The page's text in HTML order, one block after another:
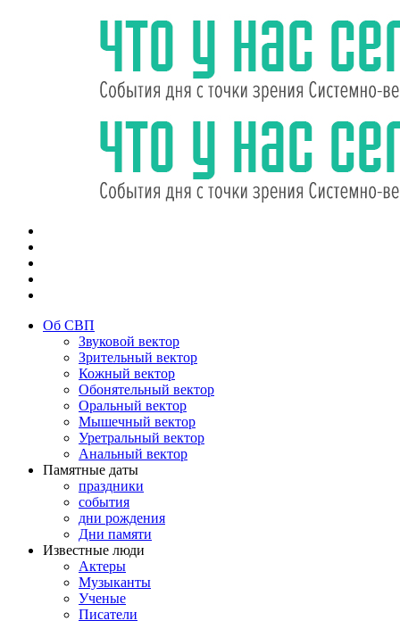
Об СВП
Звуковой вектор
Зрительный вектор
Кожный вектор
Обонятельный вектор
Оральный вектор
Мышечный вектор
Уретральный вектор
Анальный вектор
Памятные даты
праздники
события
дни рождения
Дни памяти
Известные люди
Актеры
Музыканты
Ученые
Писатели